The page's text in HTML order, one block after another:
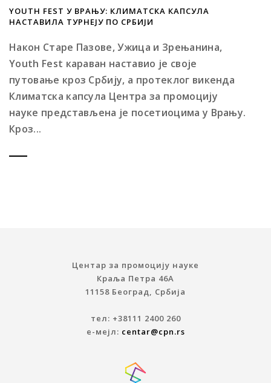
YOUTH FEST У ВРАЊУ: КЛИМАТСКА КАПСУЛА
НАСТАВИЛА ТУРНЕЈУ ПО СРБИЈИ
Након Старе Пазове, Ужица и Зрењанина,
Youth Fest караван наставио је своје
путовање кроз Србију, а протеклог викенда
Климатска капсула Центра за промоцију
науке представљена је посетиоцима у Врању.
Кроз...
Центар за промоцију науке
Краља Петра 46A
11158 Београд, Србија
тел: +38111 2400 260
е-мејл: centar@cpn.rs